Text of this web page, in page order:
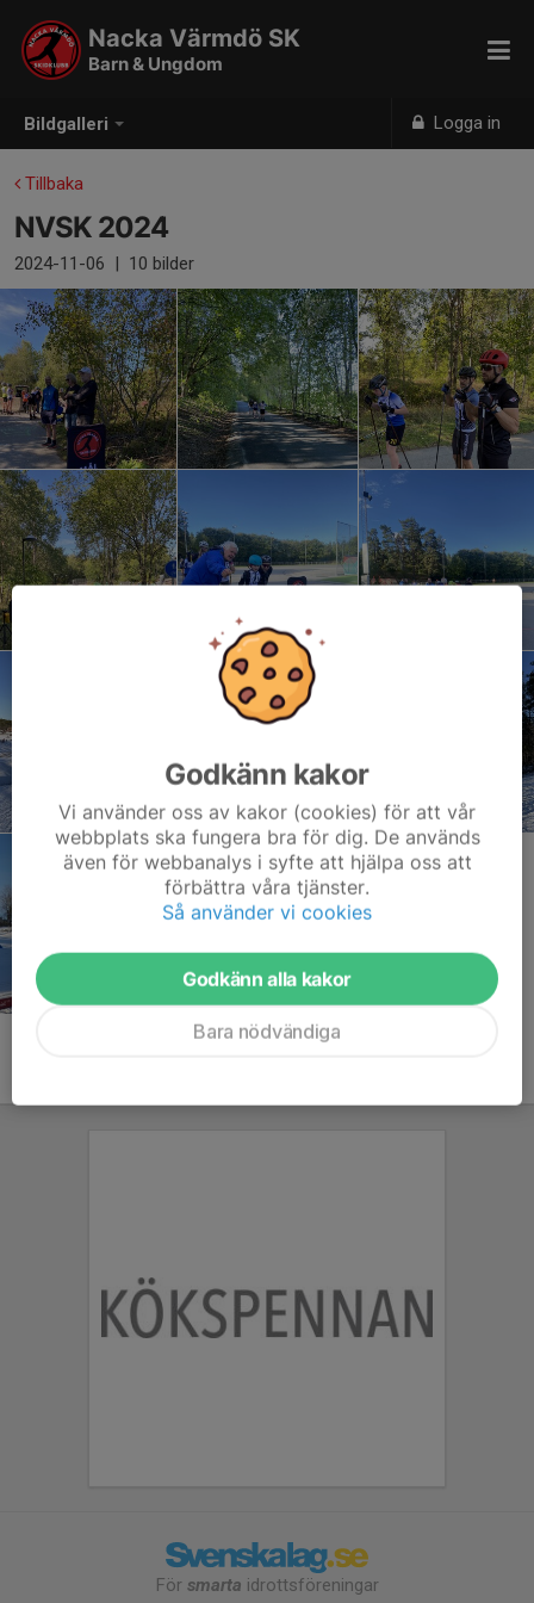
Bildgalleri Logga in
Nacka Värmdö SK
Barn & Ungdom
Tillbaka
NVSK 2024
2024-11-06 | 10 bilder
För smarta idrottsföreningar
Godkänn kakor
Vi använder oss av kakor (cookies) för att vår
webbplats ska fungera bra för dig. De används
även för webbanalys i syfte att hjälpa oss att
förbättra våra tjänster.
Så använder vi cookies
Godkänn alla kakor
Bara nödvändiga